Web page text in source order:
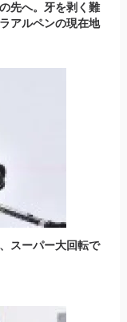
先へ。牙を剥く難
アルペンの現在地
スーパー大回転で